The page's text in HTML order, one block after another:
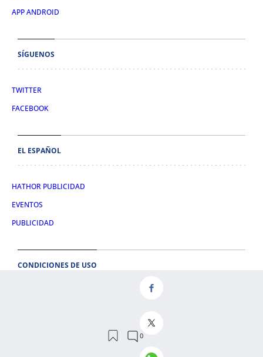
APP ANDROID
SÍGUENOS
TWITTER
FACEBOOK
EL ESPAÑOL
HATHOR PUBLICIDAD
EVENTOS
PUBLICIDAD
CONDICIONES DE USO